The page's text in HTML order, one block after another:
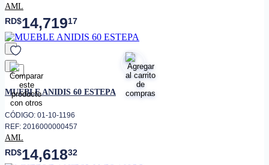
AML
RD$14,71917
favorito
MUEBLE ANIDIS 60 ESTEPA
CÓDIGO: 01-10-1196
REF: 2016000000457
AML
RD$14,61832